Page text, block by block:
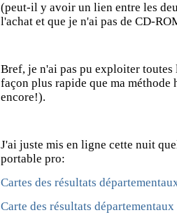
(peut-il y avoir un lien entre les
l'achat et que je n'ai pas de CD-
Bref, je n'ai pas pu exploiter toutes
façon plus rapide que ma
encore!).
J'ai juste mis en ligne cette nuit
portable pro:
Cartes des résultats
Carte des résultats